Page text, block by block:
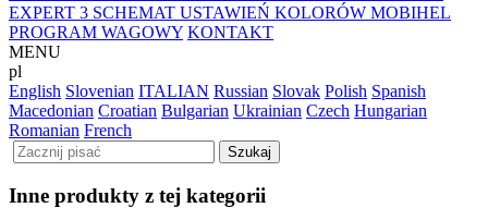
EXPERT 3 SCHEMAT USTAWIEŃ KOLORÓW MOBIHEL
PROGRAM WAGOWY KONTAKT
MENU
pl
English Slovenian ITALIAN Russian Slovak Polish Spanish
Macedonian Croatian Bulgarian Ukrainian Czech Hungarian
Romanian French
Inne produkty z tej kategorii